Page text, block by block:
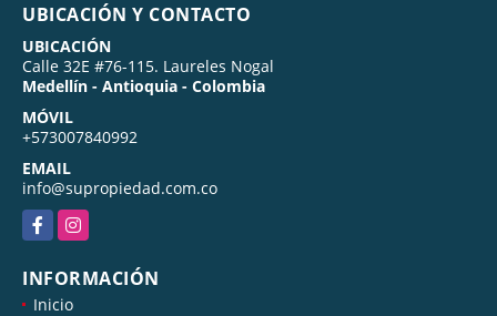
UBICACIÓN Y CONTACTO
UBICACIÓN
Calle 32E #76-115. Laureles Nogal
Medellín - Antioquia - Colombia
MÓVIL
+573007840992
EMAIL
info@supropiedad.com.co
FacebookInstagram
INFORMACIÓN
Inicio